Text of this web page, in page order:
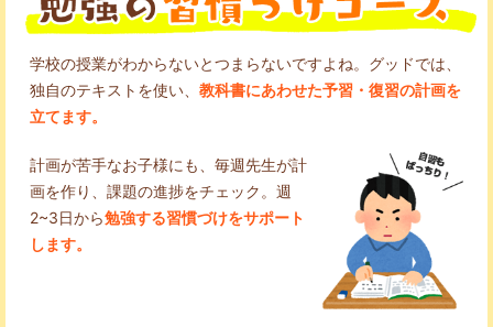
学校の授業がわからないとつまらないですよね。グッドでは、
独自のテキストを使い、 教科書にあわせた予習・復習の計画を
立てます。
計画が苦手なお子様にも、毎週先生が計
画を作り、課題の進捗をチェック。週
2~3日から勉強する習慣づけをサポート
します。